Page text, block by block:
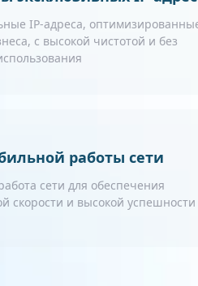
IP-адреса,
с высокой чистотой и без
работы сети
сети для обеспечения
скорости и высокой успешности